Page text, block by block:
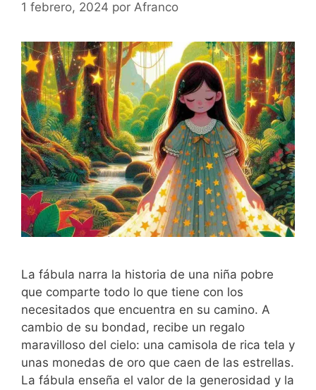
1 febrero, 2024 por Afranco
La fábula narra la historia de una niña pobre
que comparte todo lo que tiene con los
necesitados que encuentra en su camino. A
cambio de su bondad, recibe un regalo
maravilloso del cielo: una camisola de rica tela y
unas monedas de oro que caen de las estrellas.
La fábula enseña el valor de la generosidad y la